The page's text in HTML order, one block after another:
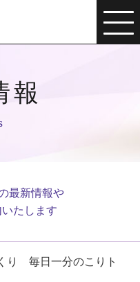
報
最新情報や
たします
り 毎日一分のこりト